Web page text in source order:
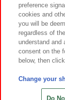
preference
cookies and
you will be
regardless of
understand and
consent on the
below, then
Change your
Do